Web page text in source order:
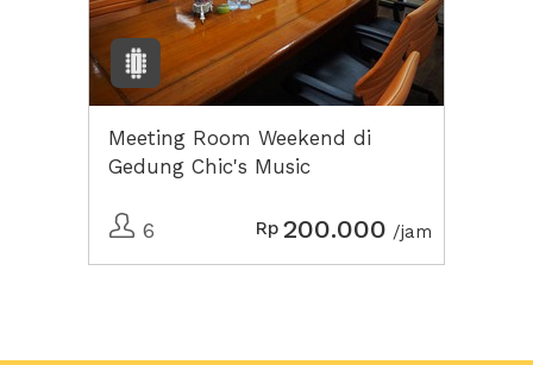
Meeting Room Weekend di
Gedung Chic's Music
6 Rp 200.000 /jam